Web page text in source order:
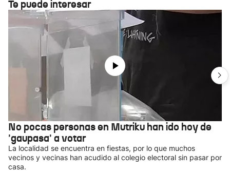
Te puede interesar
No pocas personas en Mutriku han ido hoy de
'gaupasa' a votar
La localidad se encuentra en fiestas, por lo que muchos
vecinos y vecinas han acudido al colegio electoral sin pasar por
casa.